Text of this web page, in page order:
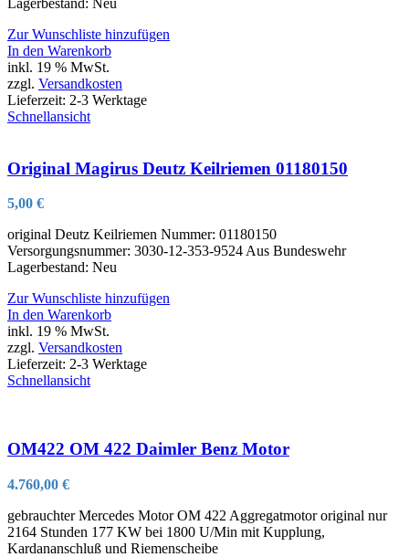
Lagerbestand: Neu
Zur Wunschliste hinzufügen
In den Warenkorb
inkl. 19 % MwSt.
zzgl. Versandkosten
Lieferzeit: 2-3 Werktage
Schnellansicht
Original Magirus Deutz Keilriemen 01180150
5,00 €
original Deutz Keilriemen Nummer: 01180150
Versorgungsnummer: 3030-12-353-9524 Aus Bundeswehr
Lagerbestand: Neu
Zur Wunschliste hinzufügen
In den Warenkorb
inkl. 19 % MwSt.
zzgl. Versandkosten
Lieferzeit: 2-3 Werktage
Schnellansicht
OM422 OM 422 Daimler Benz Motor
4.760,00 €
gebrauchter Mercedes Motor OM 422 Aggregatmotor original nur
2164 Stunden 177 KW bei 1800 U/Min mit Kupplung,
Kardananschluß und Riemenscheibe